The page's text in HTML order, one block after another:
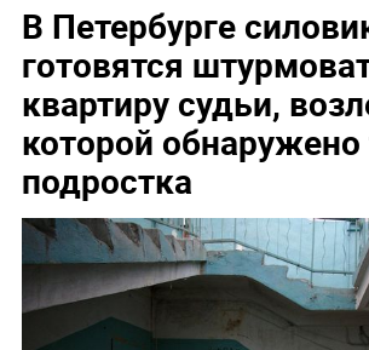
В Петербурге
готовятся
квартиру судьи,
которой обнаружено
подростка